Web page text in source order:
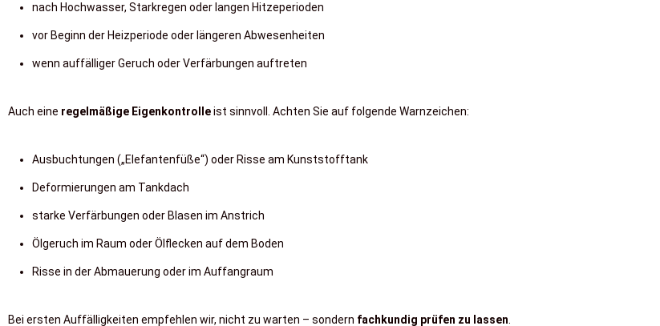
nach Hochwasser, Starkregen oder langen Hitzeperioden
vor Beginn der Heizperiode oder längeren Abwesenheiten
wenn auffälliger Geruch oder Verfärbungen auftreten
Auch eine regelmäßige Eigenkontrolleist sinnvoll. Achten Sie auf folgende Warnzeichen:
Ausbuchtungen („Elefantenfüße“) oder Risse am Kunststofftank
Deformierungen am Tankdach
starke Verfärbungen oder Blasen im Anstrich
Ölgeruch im Raum oder Ölflecken auf dem Boden
Risse in der Abmauerung oder im Auffangraum
Bei ersten Auffälligkeiten empfehlen wir, nicht zu warten – sondern fachkundig prüfen zu lassen